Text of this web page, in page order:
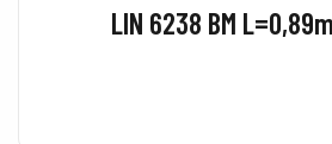
LIN 6238 BM